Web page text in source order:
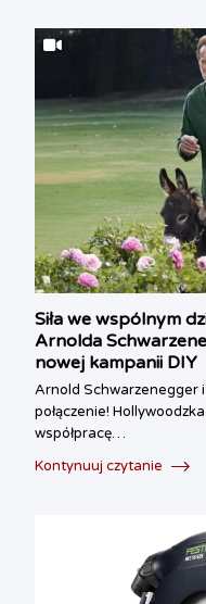
Siła we wspólnym
Arnolda
nowej kampanii DIY
Arnold Schwarzenegger
połączenie!
współpracę…
Kontynuuj czytanie